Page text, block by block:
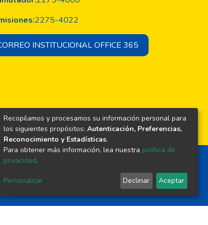
2275-4022
INSTITUCIONAL OFFICE 365
Salvador
Recopilamos y procesamos su información personal para
los siguientes propósitos: Autenticación, Preferencias,
Reconocimiento y Estadísticas.
Para obtener más información, lea nuestra política de
privacidad.
Personalizar Declinar Aceptar